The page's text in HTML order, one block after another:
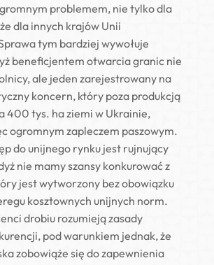
problemem, nie tylko dla
dla innych krajów Unii
tym bardziej wywołuje
beneficjentem otwarcia granic nie
ale jeden zarejestrowany na
koncern, który poza produkcją
400 tys. ha ziemi w Ukrainie,
ogromnym zapleczem paszowym.
do unijnego rynku jest rujnujący
nie mamy szansy konkurować z
jest wytworzony bez obowiązku
kosztownych unijnych norm.
drobiu rozumieją zasady
pod warunkiem jednak, że
zobowiąże się do zapewnienia